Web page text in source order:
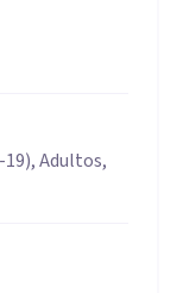
Adultos,